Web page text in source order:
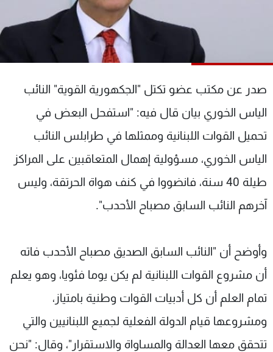
صدر عن مكتب عضو تكتل "الجكهورية القوية" النائب
الياس الخوري بيان قال فيه: "استفحل البعض في
تحميل القوات اللبنانية وممثلها في طرابلس النائب
الياس الخوري، مسؤولية إهمال المتعاقبين على المراكز
طيلة 40 سنة، فانضووا في كنف هواة الحرتقة، وليس
آخرهم النائب السابق مصباح الأحدب".
وأوضح أن "النائب السابق الصديق مصباح الأحدب فاته
أن مشروع القوات اللبنانية لم يكن يوما فئويا، وهو يعلم
تمام العلم أن كل أدبيات القوات وطنية بامتياز،
ومشروعها قيام الدولة الفعلية لجميع اللبنانيين والتي
تتحقق معها العدالة والمساواة والاستقرار"، وقال: "نحن
جدول البرامج
شاهد البرامج
عن MTV
الإنـتـاج
لاعلاناتكم
وظائف
تواصل معنا
شروط الإسـتخدام
سياسة الخصوصية